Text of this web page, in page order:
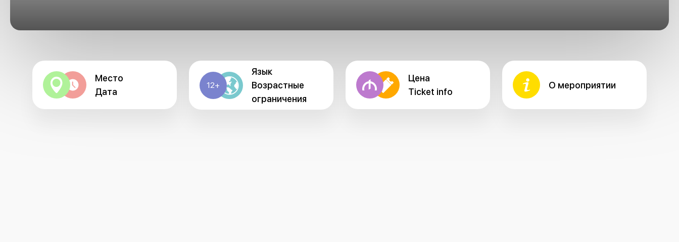
Место
Дата
12+
Язык
Возрастные
ограничения
Цена
Ticket info
О мероприятии